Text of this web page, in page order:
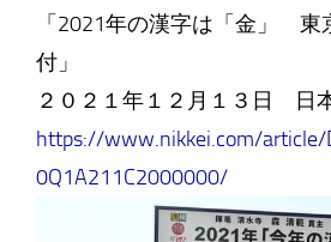
「2021年の漢字は「金」 東
付」
２０２１年１２月１３日 日
https://www.nikkei.com/article/
0Q1A211C2000000/